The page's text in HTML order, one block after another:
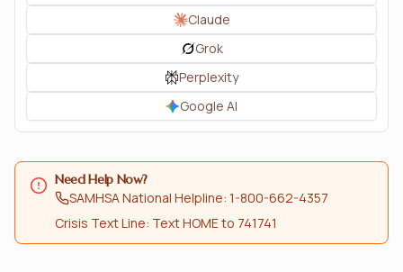
Claude
Grok
Perplexity
Google AI
Need Help Now?
SAMHSA National Helpline: 1-800-662-4357
Crisis Text Line: Text HOME to 741741